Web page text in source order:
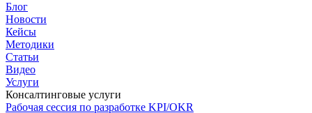
Блог
Новости
Кейсы
Методики
Статьи
Видео
Услуги
Консалтинговые услуги
Рабочая сессия по разработке KPI/OKR